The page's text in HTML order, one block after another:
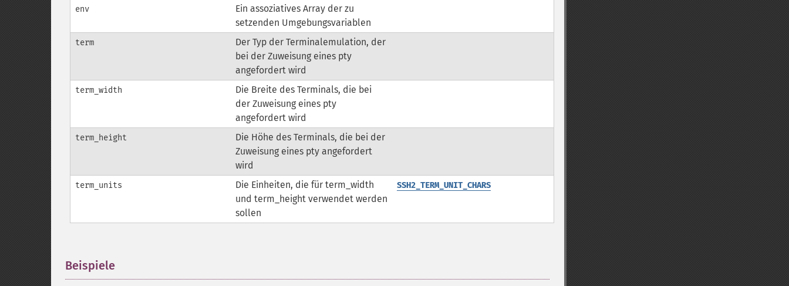
env
Ein assoziatives Array der zu
setzenden Umgebungsvariablen
term
Der Typ der Terminalemulation, der
bei der Zuweisung eines pty
angefordert wird
term_width
Die Breite des Terminals, die bei
der Zuweisung eines pty
angefordert wird
term_height
Die Höhe des Terminals, die bei der
Zuweisung eines pty angefordert
wird
term_units
Die Einheiten, die für term_width
und term_height verwendet werden
sollen
SSH2_TERM_UNIT_CHARS
Beispiele